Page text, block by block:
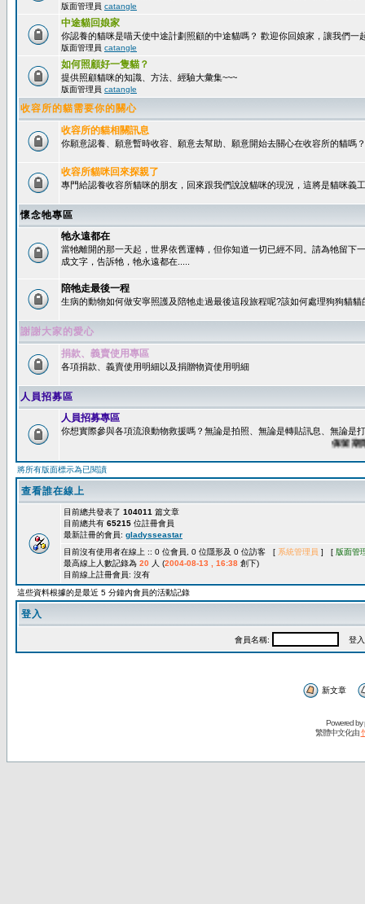
版面管理員 catangle
中途貓回娘家
你認養的貓咪是喵天使中途計劃照顧的中途貓嗎？ 歡迎你回娘家，讓我們一
版面管理員 catangle
如何照顧好一隻貓？
提供照顧貓咪的知識、方法、經驗大彙集~~~
版面管理員 catangle
收容所的貓需要你的關心
收容所的貓相關訊息
你願意認養、願意暫時收容、願意去幫助、願意開始去關心在收容所的貓嗎？
收容所貓咪回來探親了
專門給認養收容所貓咪的朋友，回來跟我們說說貓咪的現況，這將是貓咪義
懷念牠專區
牠永遠都在
當牠離開的那一天起，世界依舊運轉，但你知道一切已經不同。請為牠留下
成文字，告訴牠，牠永遠都在.....
陪牠走最後一程
生病的動物如何做安寧照護及陪牠走過最後這段旅程呢?該如何處理狗狗貓貓
謝謝大家的愛心
捐款、義賣使用專區
各項捐款、義賣使用明細以及捐贈物資使用明細
人員招募區
人員招募專區
你想實際參與各項流浪動物救援嗎？無論是拍照、無論是轉貼訊息、無論是
保留期限：
將所有版面標示為已閱讀
查看誰在線上
目前總共發表了 104011 篇文章
目前總共有 65215 位註冊會員
最新註冊的會員: gladysseastar
目前沒有使用者在線上 :: 0 位會員, 0 位隱形及 0 位訪客 [ 系統管理員 ] [ 版面管
最高線上人數記錄為 20 人 (2004-08-13 , 16:38 創下)
目前線上註冊會員: 沒有
這些資料根據的是最近 5 分鐘內會員的活動記錄
登入
會員名稱: 登入
新文章
Powered by
繁體中文化由